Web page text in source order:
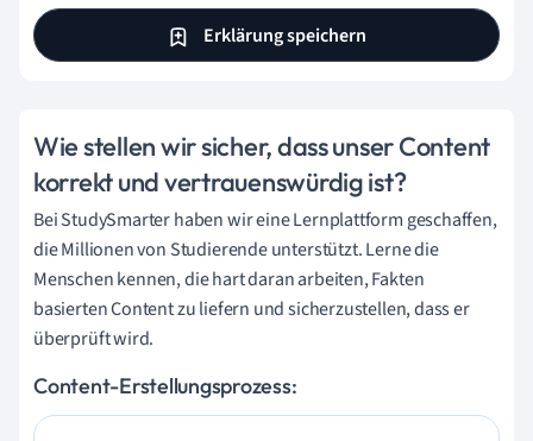
Erklärung speichern
Wie stellen wir sicher, dass unser Content
korrekt und vertrauenswürdig ist?
Bei StudySmarter haben wir eine Lernplattform geschaffen,
die Millionen von Studierende unterstützt. Lerne die
Menschen kennen, die hart daran arbeiten, Fakten
basierten Content zu liefern und sicherzustellen, dass er
überprüft wird.
Content-Erstellungsprozess: